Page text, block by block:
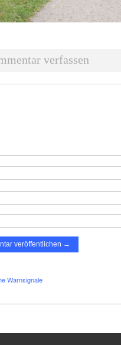
verfassen
Warnsignale